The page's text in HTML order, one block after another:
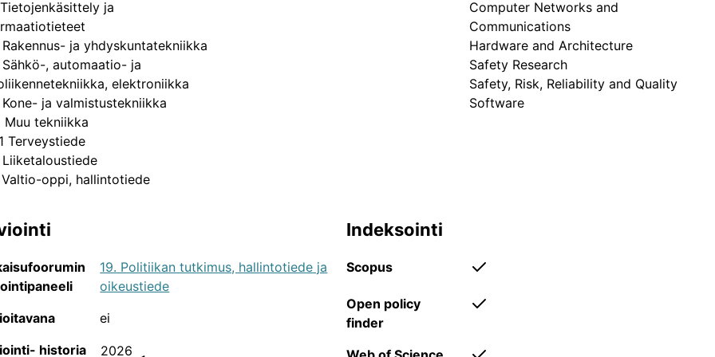
Julkaisukanavat tieteenaloittain
JUFO-portaalin sisältämien tieteellisten julkaisusarjojen tieteenalajakauma.
Julkaisukanavien avoin saatavuus
JUFO-portaalin sisältämien tieteellisten julkaisusarjojen avoin saatavuus.
Tietojenkäsittely ja
Rakennus- ja yhdyskuntatekniikka
Sähkö-, automaatio- ja
elektroniikka
Kone- ja valmistustekniikka
Muu tekniikka
Terveystiede
Liiketaloustiede
Valtio-oppi, hallintotiede
Computer Networks and
Communications
Hardware and Architecture
Safety Research
Safety, Risk, Reliability and Quality
Software
19. Politiikan tutkimus, hallintotiede ja
oikeustiede
ei
historia
2026
Indeksointi
Scopus
Open policy
finder